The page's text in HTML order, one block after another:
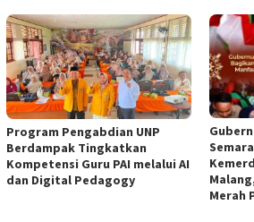
Program Pengabdian UNP
Berdampak Tingkatkan
Kompetensi Guru PAI melalui AI
dan Digital Pedagogy
Merah